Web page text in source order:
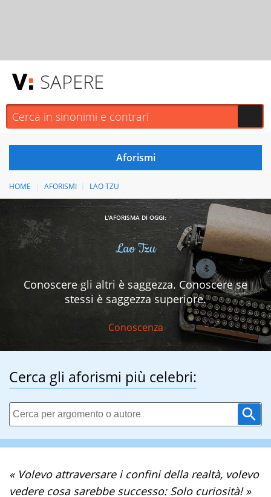
SAPERE
HOME AFORISMI LAO TZU
L'AFORISMA DI OGGI:
Lao Tzu
Conoscere gli altri è saggezza. Conoscere se
stessi è saggezza superiore.
Conoscenza
Cerca gli aforismi più celebri:
« Volevo attraversare i confini della realtà, volevo
vedere cosa sarebbe successo: Solo curiosità! »